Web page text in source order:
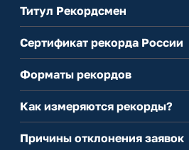
Титул Рекордсмен
Сертификат рекорда России
Форматы рекордов
Как измеряются рекорды?
Причины отклонения заявок